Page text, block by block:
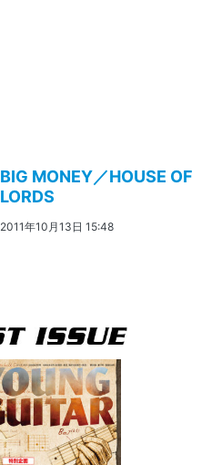
BIG MONEY／HOUSE OF
LORDS
2011年10月13日 15:48